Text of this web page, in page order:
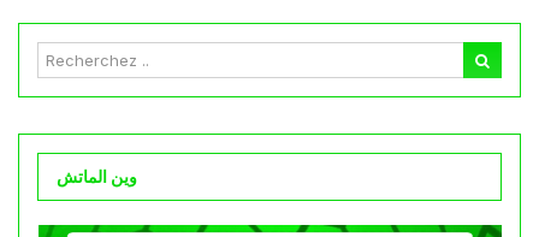
وين الماتش